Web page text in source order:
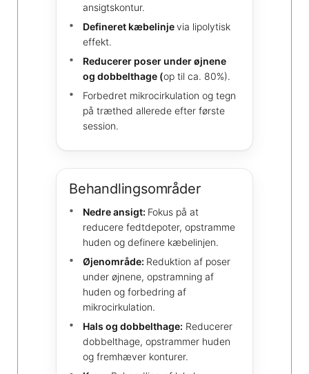
ansigtskontur.
Defineret kæbelinjevia lipolytisk
effekt.
Reducerer poser under øjnene
og dobbelthage (op til ca. 80%).
Forbedret mikrocirkulation og tegn
på træthed allerede efter første
session.
Behandlingsområder
Nedre ansigt: Fokus på at
reducere fedtdepoter, opstramme
huden og definere kæbelinjen.
Øjenområde: Reduktion af poser
under øjnene, opstramning af
huden og forbedring af
mikrocirkulation.
Hals og dobbelthage: Reducerer
dobbelthage, opstrammer huden
og fremhæver konturer.